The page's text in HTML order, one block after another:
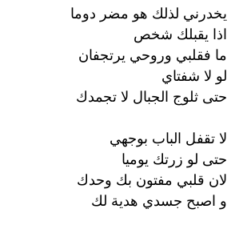
يخدرني لذلك هو مضر دوما
اذا يقبلك شخص
ما فقلبي وروحي يرتجفان
لو ﻻ شفتاي
حتى ثلوج الجبال ﻻ تجمدك
ﻻ تقفل الباب بوجهي
حتى لو زرتك يوميا
ﻻن قلبي مفتون بك وحدك
و اصبح جسدي هدية لك